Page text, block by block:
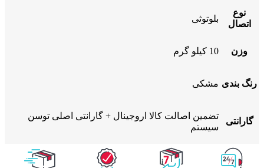
نوع
اتصال
بلوتوثی
وزن 10 کیلو گرم
رنگ بندی مشکی
گارانتی
تضمین اصالت کالا اروجینال + گارانتی اصلی توسن
سیستم